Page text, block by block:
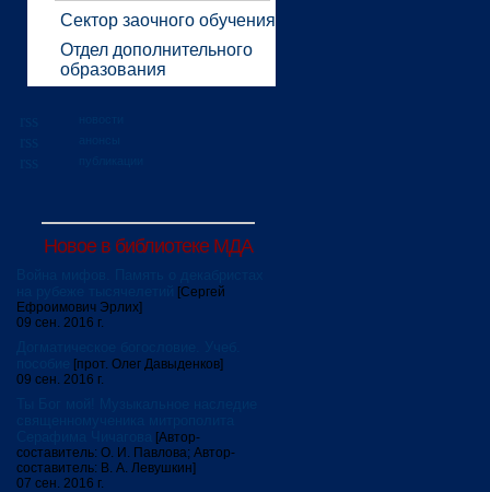
Сектор заочного обучения
Отдел дополнительного
образования
Новое в библиотеке МДА
[Сергей
Ефроимович Эрлих]
09 сен. 2016 г.
[прот. Олег Давыденков]
09 сен. 2016 г.
[Автор-
составитель: О. И. Павлова; Автор-
составитель: В. А. Левушкин]
07 сен. 2016 г.